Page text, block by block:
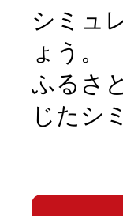
シミュ
ょう。
ふるさ
じたシ